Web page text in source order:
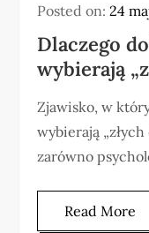
Posted on:24
Dlaczego
wybierają
Zjawisko, w
wybierają
zarówno
Read More